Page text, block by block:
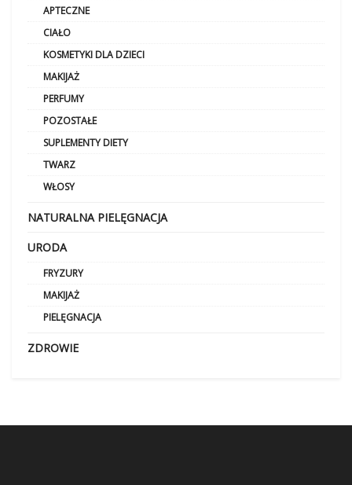
APTECZNE
CIAŁO
KOSMETYKI DLA DZIECI
MAKIJAŻ
PERFUMY
POZOSTAŁE
SUPLEMENTY DIETY
TWARZ
WŁOSY
NATURALNA PIELĘGNACJA
URODA
FRYZURY
MAKIJAŻ
PIELĘGNACJA
ZDROWIE